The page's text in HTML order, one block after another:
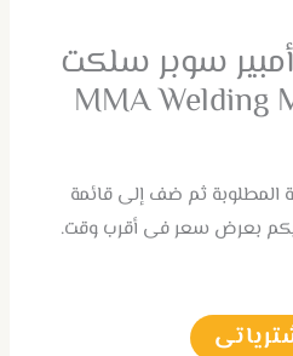
لحام 160 أمبير سوبر سلكت
(MMA Welding
المطلوبة ثم ضف إلى قائمة
بعرض سعر فى أقرب وقت.